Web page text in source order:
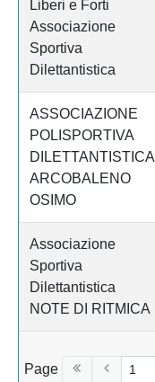
Liberi e Forti
Associazione
Sportiva
Dilettantistica
ASSOCIAZIONE
POLISPORTIVA
DILETTANTISTICA
ARCOBALENO
OSIMO
Associazione
Sportiva
Dilettantistica
NOTE DI RITMICA
Page